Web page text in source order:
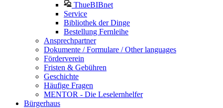
ThueBIBnet
Service
Bibliothek der Dinge
Bestellung Fernleihe
Ansprechpartner
Dokumente / Formulare / Other languages
Förderverein
Fristen & Gebühren
Geschichte
Häufige Fragen
MENTOR - Die Leselernhelfer
Bürgerhaus